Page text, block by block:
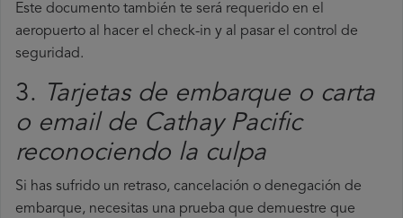
Este documento también te será requerido en el
aeropuerto al hacer el check-in y al pasar el control de
seguridad.
3.
Tarjetas de embarque o carta
o email de Cathay Pacific
reconociendo la culpa
Si has sufrido un retraso, cancelación o denegación de
embarque, necesitas una prueba que demuestre que